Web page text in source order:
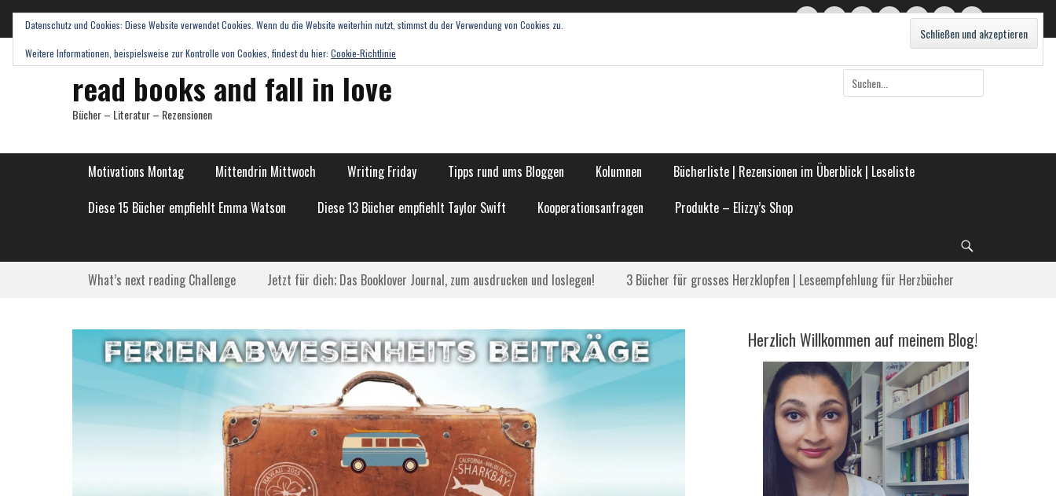
WordPress
PinterestInstagramWebseite
read books and fall in love
Bücher – Literatur – Rezensionen
Suche
nach:
Hauptmenü
Weiter
Inhalt
Motivations Montag Mittendrin Mittwoch Writing Friday Tipps rund ums Bloggen Kolumnen
Bücherliste | Rezensionen im Überblick | Leseliste
Diese 15 Bücher empfiehlt Emma Watson
Diese 13 Bücher empfiehlt Taylor Swift Kooperationsanfragen Produkte – Elizzy’s Shop
Submenü
Weiter
What’s next reading Challenge Jetzt für dich; Das Booklover Journal, zum ausdrucken und loslegen! 3 Bücher für grosses Herzklopfen | Leseempfehlung für Herzbücher
Herzlich Willkommen auf meinem Blog!
Datenschutz und Cookies: Diese Website verwendet Cookies. Wenn du die Website weiterhin nutzt, stimmst du der Verwendung von Cookies zu.
Weitere Informationen, beispielsweise zur Kontrolle von Cookies, findest du hier: Cookie-Richtlinie